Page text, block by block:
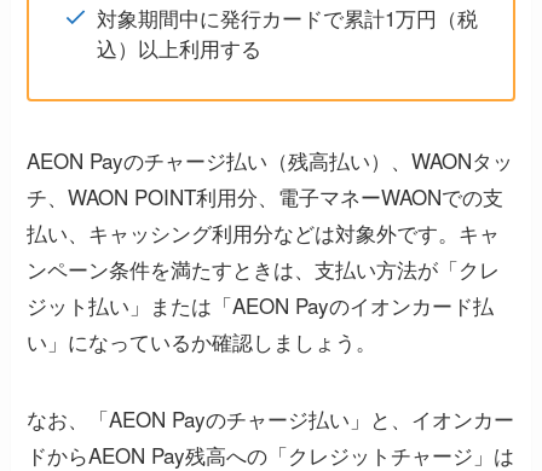
対象期間中に発行カードで累計1万円（税
込）以上利用する
AEON Payのチャージ払い（残高払い）、WAONタッ
チ、WAON POINT利用分、電子マネーWAONでの支
払い、キャッシング利用分などは対象外です。キャ
ンペーン条件を満たすときは、支払い方法が「クレ
ジット払い」または「AEON Payのイオンカード払
い」になっているか確認しましょう。
なお、「AEON Payのチャージ払い」と、イオンカー
ドからAEON Pay残高への「クレジットチャージ」は